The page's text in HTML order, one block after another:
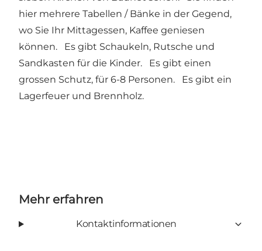
hier mehrere Tabellen / Bänke in der Gegend,
wo Sie Ihr Mittagessen, Kaffee geniesen
können. Es gibt Schaukeln, Rutsche und
Sandkasten für die Kinder. Es gibt einen
grossen Schutz, für 6-8 Personen. Es gibt ein
Lagerfeuer und Brennholz.
Mehr erfahren
Kontaktinformationen